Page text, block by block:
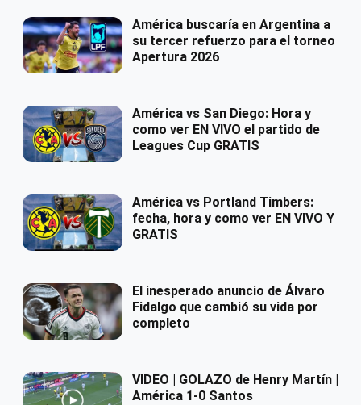
América buscaría en Argentina a
su tercer refuerzo para el torneo
Apertura 2026
América vs San Diego: Hora y
como ver EN VIVO el partido de
Leagues Cup GRATIS
América vs Portland Timbers:
fecha, hora y como ver EN VIVO Y
GRATIS
El inesperado anuncio de Álvaro
Fidalgo que cambió su vida por
completo
VIDEO | GOLAZO de Henry Martín |
América 1-0 Santos